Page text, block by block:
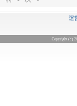
運
Copyright (c)